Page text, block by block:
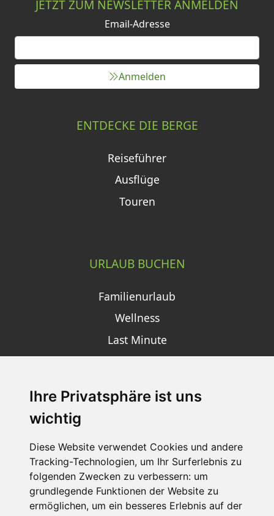
Ihre Privatsphäre ist uns
wichtig
Diese Website verwendet Cookies und andere
Tracking-Technologien, um Ihr Surferlebnis zu
folgenden Zwecken zu verbessern: um
grundlegende Funktionen der Website zu
ermöglichen, um ein besseres Erlebnis auf der
JETZT ZUM NEWSLETTER ANMELDEN
Email-Adresse
Anmelden
ENTDECKE DIE BERGE
Reiseführer
Ausflüge
Touren
URLAUB BUCHEN
Familienurlaub
Wellness
Last Minute
SCHNEEHÖHEN SKI APP
Die Schneehoehen Ski APP für iOS und Android - Ein
Muss für alle Wintersportler und Schneefreaks!